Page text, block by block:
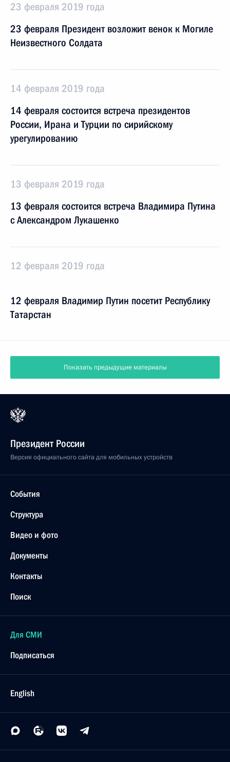
23 февраля 2019 года
23 февраля Президент возложит венок к Могиле
Неизвестного Солдата
14 февраля 2019 года
14 февраля состоится встреча президентов
России, Ирана и Турции по сирийскому
урегулированию
13 февраля 2019 года
13 февраля состоится встреча Владимира Путина
с Александром Лукашенко
12 февраля 2019 года
12 февраля Владимир Путин посетит Республику
Татарстан
Показать предыдущие материалы
Президент России
Версия официального сайта для мобильных устройств
События
Структура
Видео и фото
Документы
Контакты
Поиск
Для СМИ
Подписаться
English